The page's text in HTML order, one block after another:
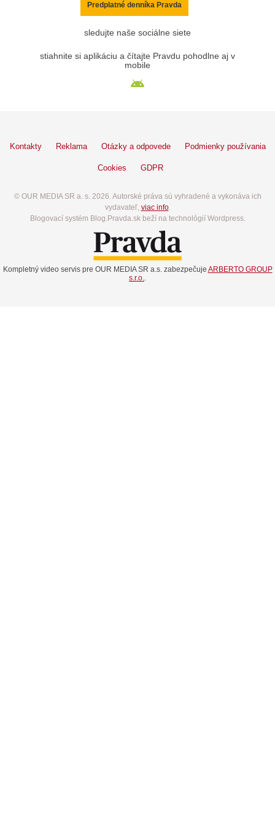
Predplatné denníka Pravda
sledujte naše sociálne siete
stiahnite si aplikáciu a čítajte Pravdu pohodlne aj v
mobile
Kontakty Reklama Otázky a odpovede Podmienky používania
Cookies GDPR
© OUR MEDIA SR a. s. 2026. Autorské práva sú vyhradené a vykonáva ich
vydavateľ, viac info.
Blogovací systém Blog.Pravda.sk beží na technológií Wordpress.
Kompletný video servis pre OUR MEDIA SR a.s. zabezpečuje ARBERTO GROUP
s.r.o..